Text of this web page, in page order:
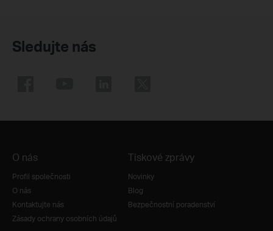
Sledujte nás
O nás
Profil společnosti
O nás
Kontaktujte nás
Zásady ochrany osobních údajů
Tiskové zprávy
Novinky
Blog
Bezpečnostní poradenství